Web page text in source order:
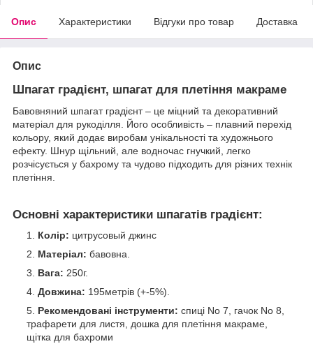
Опис Характеристики Відгуки про товар Доставка
Опис
Шпагат градієнт, шпагат для плетіння макраме
Бавовняний шпагат градієнт – це міцний та декоративний
матеріал для рукоділля. Його особливість – плавний перехід
кольору, який додає виробам унікальності та художнього
ефекту. Шнур щільний, але водночас гнучкий, легко
розчісується у бахрому та чудово підходить для різних технік
плетіння.
Основні характеристики шпагатів градієнт:
Колір: цитрусовый джинс
Матеріал: бавовна.
Вага: 250г.
Довжина: 195метрів (+-5%).
Рекомендовані інструменти: спиці No 7, гачок No 8,
трафарети для листя, дошка для плетіння макраме,
щітка для бахроми